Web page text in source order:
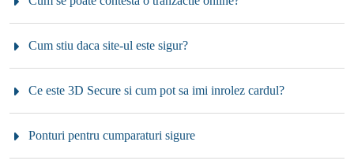
Cum stiu daca site-ul este sigur?
Ce este 3D Secure si cum pot sa imi inrolez cardul?
Ponturi pentru cumparaturi sigure